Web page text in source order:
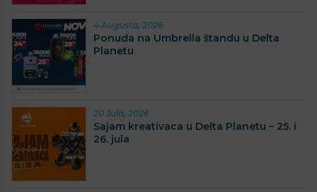
4 Augusta, 2026
Ponuda na Umbrella štandu u Delta
Planetu
20 Jula, 2026
Sajam kreativaca u Delta Planetu – 25. i
26. jula